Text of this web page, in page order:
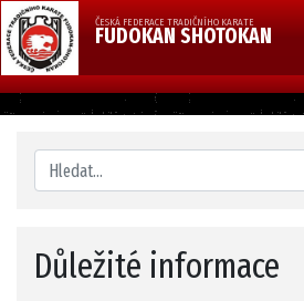
ČESKÁ FEDERACE TRADIČNÍHO KARATE
FUDOKAN SHOTOKAN
Důležité informace